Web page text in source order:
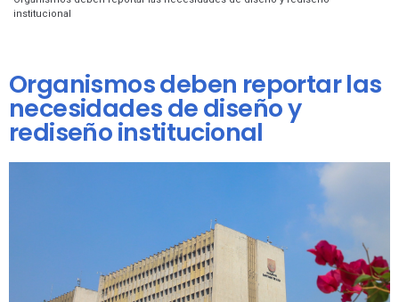
institucional
Organismos deben reportar las
necesidades de diseño y
rediseño institucional